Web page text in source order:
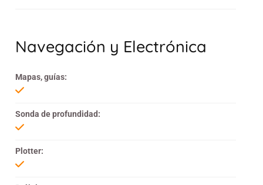
Navegación y Electrónica
Mapas, guías:
Sonda de profundidad:
Plotter: